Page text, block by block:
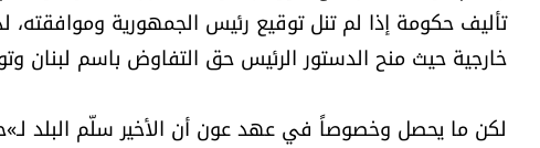
تأليف حكومة إذا لم تنل توقيع رئيس الجمهورية وموافقته،
خارجية حيث منح الدستور الرئيس حق التفاوض باسم لبنان
لكن ما يحصل وخصوصاً في عهد عون أن الأخير سلّم البلد